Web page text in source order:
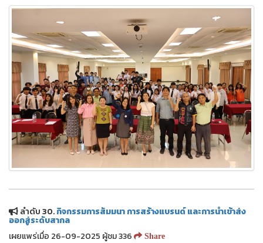
ลำดับ 30.กิจกรรมการสัมมนา การสร้างแบรนด์ และการนำเข้าส่ง
ออกสู่ระดับสากล
เผยแพร่เมื่อ 26-09-2025 ผู้ชม 336
Share